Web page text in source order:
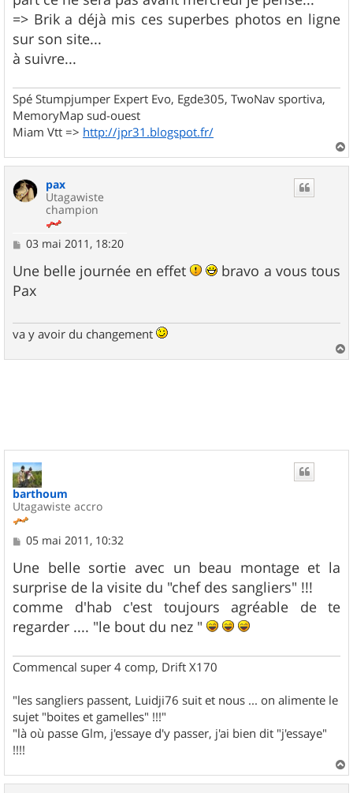
=> Brik a déjà mis ces superbes photos en ligne
sur son site...
à suivre...
Spé Stumpjumper Expert Evo, Egde305, TwoNav sportiva,
MemoryMap sud-ouest
Miam Vtt => http://jpr31.blogspot.fr/
a
pax
Utagawiste
champion
M
s
s
a
03 mai 2011, 18:20
Une belle journée en effet
bravo a vous tous
Pax
va y avoir du changement
a
barthoum
Utagawiste accro
M
s
s
a
g
e
05 mai 2011, 10:32
Une belle sortie avec un beau montage et la
surprise de la visite du "chef des sangliers" !!!
comme d'hab c'est toujours agréable de te
regarder .... "le bout du nez "
Commencal super 4 comp, Drift X170
"les sangliers passent, Luidji76 suit et nous ... on alimente le
sujet "boites et gamelles" !!!"
"là où passe Glm, j'essaye d'y passer, j'ai bien dit "j'essaye"
!!!!
a